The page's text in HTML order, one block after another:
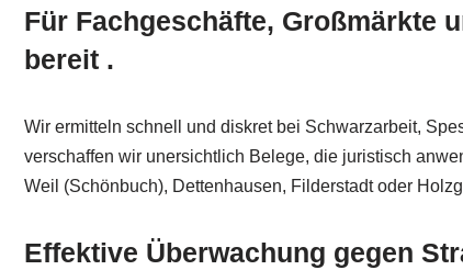
Für Fachgeschäfte, Großmärkte
bereit .
Wir ermitteln schnell und diskret bei Schwarzarbeit,
verschaffen wir unersichtlich Belege, die juristisch
Weil (Schönbuch), Dettenhausen, Filderstadt oder
Effektive Überwachung gegen